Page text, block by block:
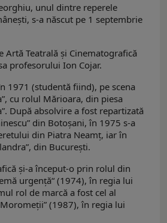
unul dintre reperele
s-a născut pe 1 septembrie
Teatrală şi Cinematografică
profesorului Ion Cojar.
1971 (studentă fiind), pe scena
cu rolul Mărioara, din piesa
După absolvire a fost repartizată
din Botoşani, în 1975 s-a
din Piatra Neamţ, iar în
din Bucureşti.
și-a început-o prin rolul din
urgenţă“ (1974), în regia lui
rol de marcă a fost cel al
(1987), în regia lui